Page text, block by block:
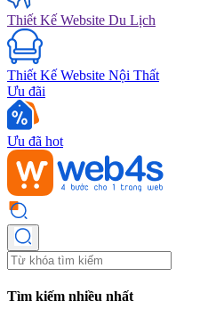
Thiết Kế Website Du Lịch
Thiết Kế Website Nội Thất
Ưu đãi
Ưu đã hot
Tìm kiếm nhiều nhất